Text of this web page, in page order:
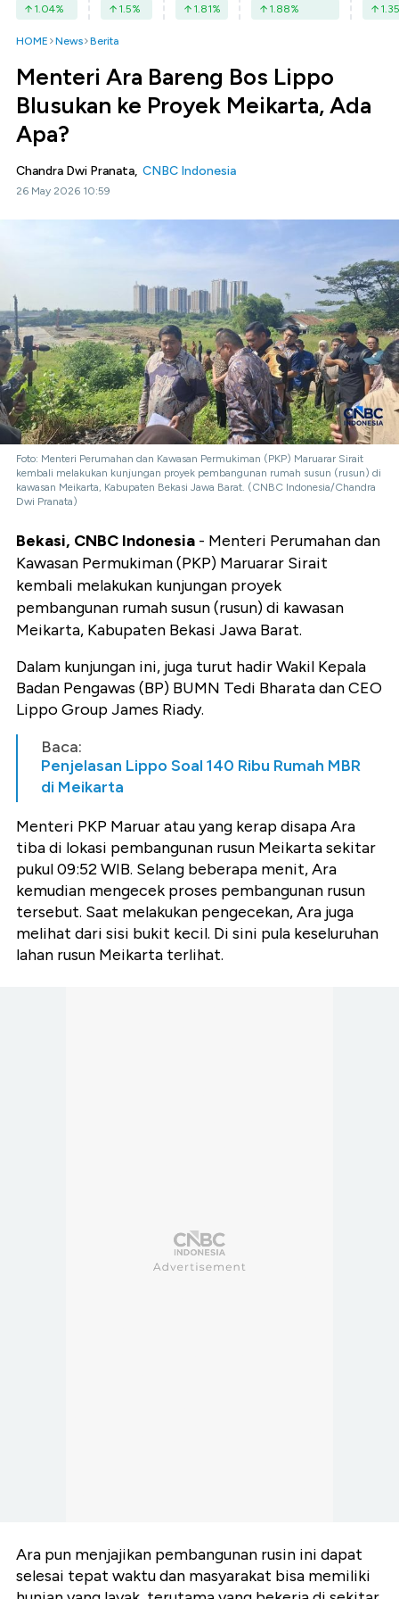
1.04% 1.5% 1.81% 1.88% 1.35
HOME News Berita
Menteri Ara Bareng Bos Lippo
Blusukan ke Proyek Meikarta, Ada
Apa?
Chandra Dwi Pranata, CNBC Indonesia
26 May 2026 10:59
Foto: Menteri Perumahan dan Kawasan Permukiman (PKP) Maruarar Sirait
kembali melakukan kunjungan proyek pembangunan rumah susun (rusun) di
kawasan Meikarta, Kabupaten Bekasi Jawa Barat. (CNBC Indonesia/Chandra
Dwi Pranata)
Bekasi, CNBC Indonesia - Menteri Perumahan dan
Kawasan Permukiman (PKP) Maruarar Sirait
kembali melakukan kunjungan proyek
pembangunan rumah susun (rusun) di kawasan
Meikarta, Kabupaten Bekasi Jawa Barat.
Dalam kunjungan ini, juga turut hadir Wakil Kepala
Badan Pengawas (BP) BUMN Tedi Bharata dan CEO
Lippo Group James Riady.
Baca:
Penjelasan Lippo Soal 140 Ribu Rumah MBR
di Meikarta
Menteri PKP Maruar atau yang kerap disapa Ara
tiba di lokasi pembangunan rusun Meikarta sekitar
pukul 09:52 WIB. Selang beberapa menit, Ara
kemudian mengecek proses pembangunan rusun
tersebut. Saat melakukan pengecekan, Ara juga
melihat dari sisi bukit kecil. Di sini pula keseluruhan
lahan rusun Meikarta terlihat.
Ara pun menjajikan pembangunan rusin ini dapat
selesai tepat waktu dan masyarakat bisa memiliki